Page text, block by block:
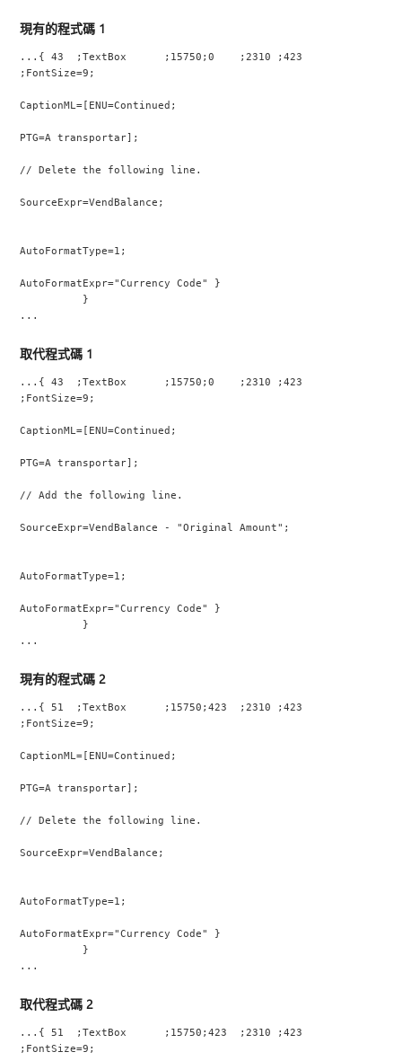
現有的程式碼 1
...{ 43  ;TextBox      ;15750;0    ;2310 ;423
;FontSize=9;
CaptionML=[ENU=Continued;
PTG=A transportar];
// Delete the following line.
SourceExpr=VendBalance;
AutoFormatType=1;
AutoFormatExpr="Currency Code" }
          }
...
取代程式碼 1
...{ 43  ;TextBox      ;15750;0    ;2310 ;423
;FontSize=9;
CaptionML=[ENU=Continued;
PTG=A transportar];
// Add the following line.
SourceExpr=VendBalance - "Original Amount";
AutoFormatType=1;
AutoFormatExpr="Currency Code" }
          }
...
現有的程式碼 2
...{ 51  ;TextBox      ;15750;423  ;2310 ;423
;FontSize=9;
CaptionML=[ENU=Continued;
PTG=A transportar];
// Delete the following line.
SourceExpr=VendBalance;
AutoFormatType=1;
AutoFormatExpr="Currency Code" }
          }
...
取代程式碼 2
...{ 51  ;TextBox      ;15750;423  ;2310 ;423
;FontSize=9;